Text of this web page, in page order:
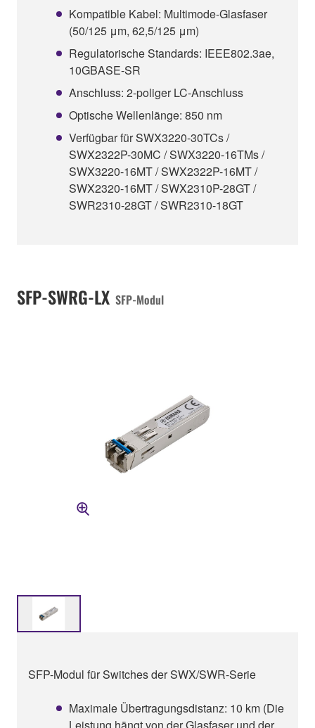
Kompatible Kabel: Multimode-Glasfaser
(50/125 μm, 62,5/125 μm)
Regulatorische Standards: IEEE802.3ae,
10GBASE-SR
Anschluss: 2-poliger LC-Anschluss
Optische Wellenlänge: 850 nm
Verfügbar für SWX3220-30TCs /
SWX2322P-30MC / SWX3220-16TMs /
SWX3220-16MT / SWX2322P-16MT /
SWX2320-16MT / SWX2310P-28GT /
SWR2310-28GT / SWR2310-18GT
SFP-SWRG-LX SFP-Modul
SFP-Modul für Switches der SWX/SWR-Serie
Maximale Übertragungsdistanz: 10 km (Die